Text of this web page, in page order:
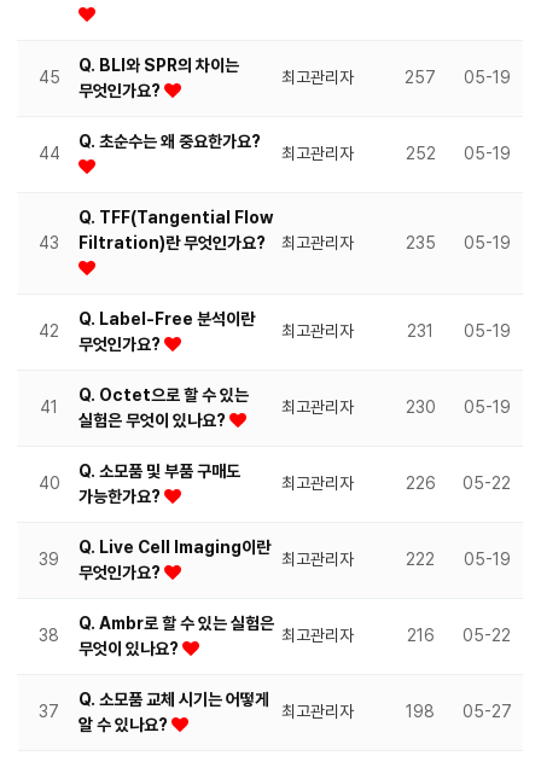
45
Q. BLI와 SPR의 차이는
무엇인가요?
최고관리자 257 05-19
44
Q. 초순수는 왜 중요한가요?
최고관리자 252 05-19
43
Q. TFF(Tangential Flow
Filtration)란 무엇인가요?
최고관리자 235 05-19
42
Q. Label-Free 분석이란
무엇인가요?
최고관리자 231 05-19
41
Q. Octet으로 할 수 있는
실험은 무엇이 있나요?
최고관리자 230 05-19
40
Q. 소모품 및 부품 구매도
가능한가요?
최고관리자 226 05-22
39
Q. Live Cell Imaging이란
무엇인가요?
최고관리자 222 05-19
38
Q. Ambr로 할 수 있는 실험은
무엇이 있나요?
최고관리자 216 05-22
37
Q. 소모품 교체 시기는 어떻게
알 수 있나요?
최고관리자 198 05-27